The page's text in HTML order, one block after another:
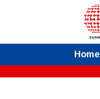
Home